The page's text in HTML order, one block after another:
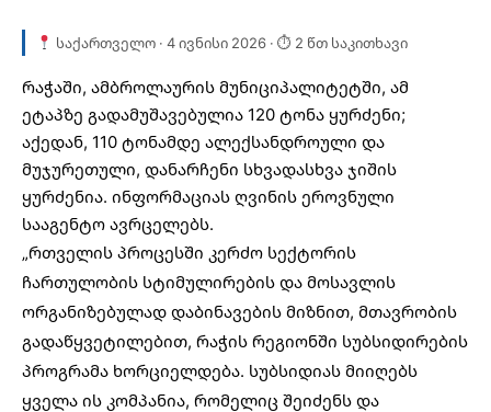
საქართველო · 4 ივნისი 2026 · ⏱ 2 წთ საკითხავი
რაჭაში, ამბროლაურის მუნიციპალიტეტში, ამ
ეტაპზე გადამუშავებულია 120 ტონა ყურძენი;
აქედან, 110 ტონამდე ალექსანდროული და
მუჯურეთული, დანარჩენი სხვადასხვა ჯიშის
ყურძენია. ინფორმაციას ღვინის ეროვნული
სააგენტო ავრცელებს.
„რთველის პროცესში კერძო სექტორის
ჩართულობის სტიმულირების და მოსავლის
ორგანიზებულად დაბინავების მიზნით, მთავრობის
გადაწყვეტილებით, რაჭის რეგიონში სუბსიდირების
პროგრამა ხორციელდება. სუბსიდიას მიიღებს
ყველა ის კომპანია, რომელიც შეიძენს და